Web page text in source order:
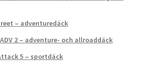
– adventuredäck
2 – adventure- och allroaddäck
5 – sportdäck